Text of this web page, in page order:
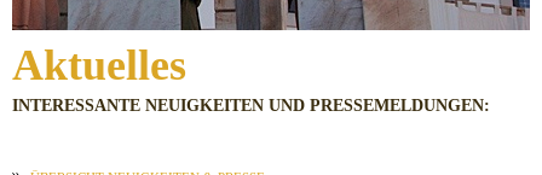
Aktuelles
INTERESSANTE NEUIGKEITEN UND PRESSEMELDUNGEN: